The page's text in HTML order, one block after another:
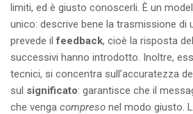
limiti, ed è giusto conoscerli. È un
unico: descrive bene la trasmissione di
prevede ilfeedback, cioè la risposta
successivi hanno introdotto. Inoltre,
tecnici, si concentra sull’accuratezza
sul significato: garantisce che il
che venga compreso nel modo giusto.